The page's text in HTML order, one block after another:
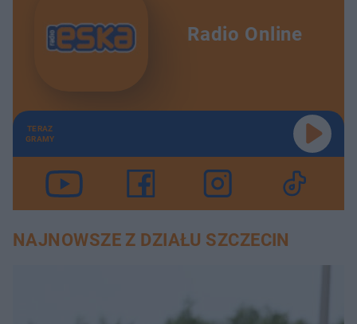
Radio Online
TERAZ
GRAMY
NAJNOWSZE Z DZIAŁU SZCZECIN